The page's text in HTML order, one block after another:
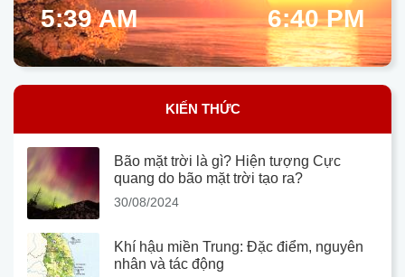
5:39 AM 6:40 PM
KIẾN THỨC
Bão mặt trời là gì? Hiện tượng Cực
quang do bão mặt trời tạo ra?
30/08/2024
Khí hậu miền Trung: Đặc điểm, nguyên
nhân và tác động